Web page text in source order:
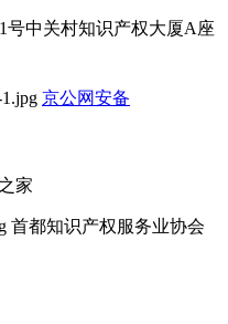
号中关村知识产权大厦A座
京公网安备
家
首都知识产权服务业协会